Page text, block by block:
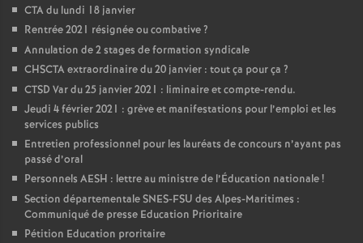
CTA du lundi 18 janvier
Rentrée 2021 résignée ou combative?
Annulation de 2 stages de formation syndicale
CHSCTA extraordinaire du 20 janvier : tout ça pour ça ?
CTSD Var du 25 janvier 2021 : liminaire et compte-rendu.
Jeudi 4 février 2021 : grève et manifestations pour l’emploi et les
services publics
Entretien professionnel pour les lauréats de concours n’ayant pas
passé d’oral
Personnels AESH : lettre au ministre de l’Éducation nationale!
Section départementale SNES-FSU des Alpes-Maritimes :
Communiqué de presse Education Prioritaire
Pétition Education proritaire